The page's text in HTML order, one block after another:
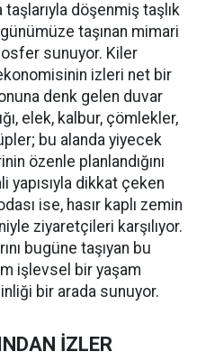
döşenmiş taşlık
taşınan mimari
sunuyor. Kiler
izleri net bir
denk gelen duvar
elek, kalbur, çömlekler,
bu alanda yiyecek
özenle planlandığını
yapısıyla dikkat çeken
ise, hasır kaplı zemin
ziyaretçileri karşılıyor.
bugüne taşıyan bu
işlevsel bir yaşam
bir arada sunuyor.
İZLER